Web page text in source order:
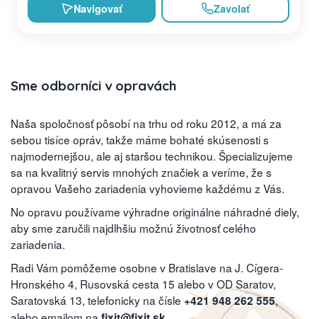
Navigovať Zavolať
Sme odborníci v opravách
Naša spoločnosť pôsobí na trhu od roku 2012, a má za
sebou tisíce opráv, takže máme bohaté skúsenosti s
najmodernejšou, ale aj staršou technikou. Špecializujeme
sa na kvalitný servis mnohých značiek a veríme, že s
opravou Vašeho zariadenia vyhovieme každému z Vás.
No opravu používame výhradne originálne náhradné diely,
aby sme zaručili najdlhšiu možnú životnosť celého
zariadenia.
Radi Vám pomôžeme osobne v Bratislave na J. Cígera-
Hronského 4, Rusovská cesta 15 alebo v OD Saratov,
Saratovská 13, telefonicky na čísle +421 948 262 555,